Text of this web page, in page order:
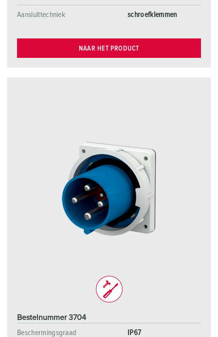
Aansluittechniek schroefklemmen
NAAR HET PRODUCT
Bestelnummer 3704
Beschermingsgraad
IP67